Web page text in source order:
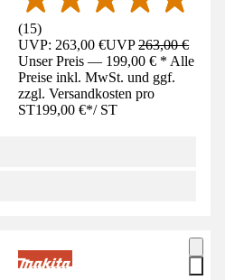
(15)
UVP: 263,00 €UVP263,00 €
Unser Preis — 199,00 € * Alle
Preise inkl. MwSt. und ggf.
zzgl. Versandkosten pro
ST199,00 €*/ ST